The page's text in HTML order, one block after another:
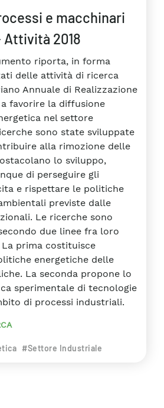
e macchinari
2018
riporta, in forma
delle attività di ricerca
Annuale di Realizzazione
favorire la diffusione
nel settore
sono state sviluppate
alla rimozione delle
lo sviluppo,
di perseguire gli
e rispettare le politiche
previste dalle
Le ricerche sono
due linee fra loro
prima costituisce
energetiche delle
La seconda propone lo
sperimentale di tecnologie
di processi industriali.
#Settore Industriale